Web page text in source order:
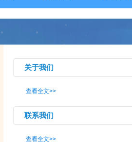
关于我们
查看全文>>
联系我们
查看全文>>